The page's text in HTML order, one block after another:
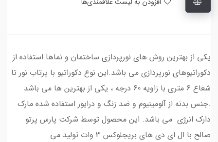
یکی از بهترین روش های نورپردازی ساختمان و نماها استفاده از
دکوراتیوهای نورپردازی می باشد.این نوع دکوراتیو با پرتاب نور تا
شعاع 6 متری با زاویه 60 درجه ، یکی از بهترین ها می باشد
.جنس بدنه از آلومینیوم و ضد زنگ و درایور استفاده شده مارک
دارک انرژی می باشد. این محصول توسط شرکت پارس پرتو
صالح با ال ای دی های بریجلوکس 3 وات تولید می